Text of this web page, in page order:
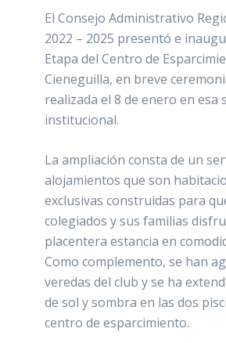
El Consejo Administrativo
2022 – 2025 presentó e
Etapa del Centro de
Cieneguilla, en breve
realizada el 8 de enero en esa
institucional.
La ampliación consta de un
alojamientos que son
exclusivas construidas para
colegiados y sus familias
placentera estancia en
Como complemento, se han
veredas del club y se ha
de sol y sombra en las dos
centro de esparcimiento.